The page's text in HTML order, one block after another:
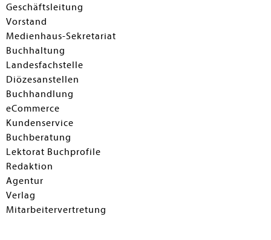
Geschäftsleitung
Vorstand
Medienhaus-Sekretariat
Buchhaltung
Landesfachstelle
Diözesanstellen
Buchhandlung
eCommerce
Kundenservice
Buchberatung
Lektorat Buchprofile
Redaktion
Agentur
Verlag
Mitarbeitervertretung